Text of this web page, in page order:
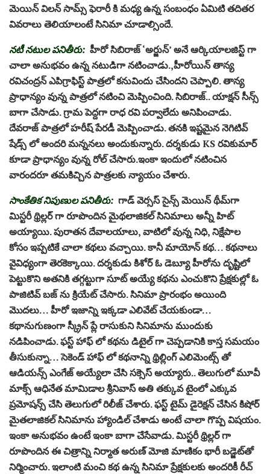
మెయిన్ విలన్ సామ్స్ ఫెరారీ కి మధ్య ఉన్న సంబంధం ఏమిటి తదితర
వివరాలు తెలియాలంటే సినిమా చూడాల్సిందే.
నటీ నటుల పనితీరు: హీరో సిబిరాజ్ ‘అర్జున్’ అనే ఆర్కియాలజిస్ట్ గా
చాలా అనుభవం ఉన్న నటుడిగా నటించాడు.,హీరోయిన్ తాన్య
రవిచంద్రన్ ఎపిగ్రాఫిస్ట్ పాత్రలో కనువిందు చేసిందని చెప్పాలి. తాన్య
ప్రాధాన్యం వున్న పాత్రలో నటించి మెప్పించింది. సిబిరాజ్.. యాక్షన్ సీన్స్
బాగా చేసాడు. గ్రామ పెద్దగా రాధ రవి పర్వాలేదు అనిపించాడు.
దేవరాజ్ పాత్రలో హరీష్ పేరడీ మెప్పించాడు. తనకి ఇష్టమైన నెగిటివ్
షేడ్స్ లో అందరి మన్ననలు అందుకున్నారు. దర్శకుడు KS రవికుమార్
కూడా ప్రాధాన్యం వున్న రోల్ చేసారు.ఇంకా ఇందులో నటించిన
వారందరూ తమకిచ్చిన పాత్రలకు న్యాయం చేశారు.
సాంకేతిక నిపుణుల పనితీరు: గాడ్‌ వెర్సస్‌ సైన్స్‌ మెయిన్‌ థీమ్‌గా
మిస్టరీ థ్రిల్లర్‌ గా రూపొందిన మైథలాజికల్ సినిమాలు అన్నీ హిట్
అయ్యాయి. పురాతన దేవాలయాలు, వాటిలో వున్న నిధి, నిక్షేపాల
కోసం ఇప్పటికే చాలా కథలు వచ్చాయి. కానీ మాయోన్ కథ… కథనాలు
వైవిధ్యంగా తెరకెక్కాయి. దర్శకుడు కిశోర్ ఓ డెబ్యూ హీరోను దృష్టిలో
పెట్టుకొని అతనికి తగ్గట్టుగా సూట్ అయ్యే కథను ఎంచుకొని ప్రేక్షకుల్లో ఓ
పాజిటివ్ బజ్ ను క్రియేట్ చేసారు. సినిమా ప్రారంభం అయింది
మొదలు… హీరో ఇజాన్ని ఇక్కడా ఎలివేట్ చేయకుండా…
కథానుగుణంగా స్క్రీన్ ప్లే రాసుకుని సినిమాను ముందుకు
నడిపించాడు. ఫస్ట్ హాఫ్ లో కథను డిటైల్ గా చెప్పడానికి కాస్త సమయం
తీసుకున్నా… సెకెండ్ హాఫ్ లో కథనాన్ని థ్రిల్లింగ్ ఎలిమెంట్స్ తో
ఆడియన్స్ ఎంగేజ్ అయ్యేలా చేసి సక్సెస్ అయ్యారు.. తెలుగులో మూవీ
మాక్స్ ఆధినేత మామిడాల శ్రీనివాస్ అతి తక్కువ టైంలో ఎక్కువ
ప్రమోషన్స్ చేసి తెలుగులో రిలీజ్ చేశారు. ఫస్ట్ టైమ్ డైరెక్షన్ చేసిన కిషోర్
మైతలాజికల్ సినిమాను హ్యాండిల్ చేశాడు అంటే చాలా గొప్ప విషయం.
ఇంకా అనుభవం ఉంటే ఇంకా బాగా చేసేవాడు. మిస్టరీ థ్రిల్లర్‌ గా
రూపొందిన ఈ చిత్రాన్ని నిర్మాత అరుణ్ మోజి మాణికం భారీ బడ్జెట్‌తో
నిర్మించారు. ఇలాంటి మంచి కథ ఉన్న సినిమా ప్రేక్షకులకు అందరికీ రీచ్